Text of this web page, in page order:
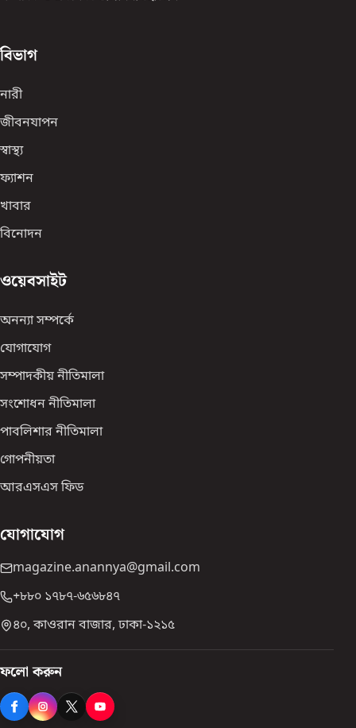
বিভাগ
নারী
জীবনযাপন
স্বাস্থ্য
ফ্যাশন
খাবার
বিনোদন
ওয়েবসাইট
অনন্যা সম্পর্কে
যোগাযোগ
সম্পাদকীয় নীতিমালা
সংশোধন নীতিমালা
পাবলিশার নীতিমালা
গোপনীয়তা
আরএসএস ফিড
যোগাযোগ
magazine.anannya@gmail.com
+৮৮০ ১৭৮৭-৬৫৬৮৪৭
৪০, কাওরান বাজার, ঢাকা-১২১৫
ফলো করুন